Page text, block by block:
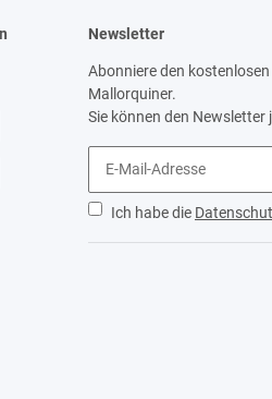
Newsletter
Abonniere den
Mallorquiner.
Sie können den
Ich habe die